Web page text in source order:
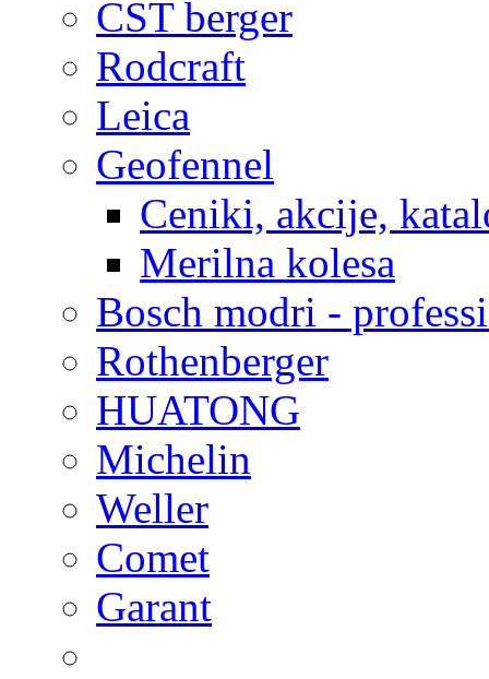
CST berger
Rodcraft
Leica
Geofennel
Ceniki, akcije,
Merilna kolesa
Bosch modri -
Rothenberger
HUATONG
Michelin
Weller
Comet
Garant